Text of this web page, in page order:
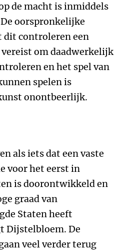
de macht is inmiddels
oorspronkelijke
dit controleren een
om daadwerkelijk
en het spel van
spelen is
onontbeerlijk.
als iets dat een vaste
voor het eerst in
is doorontwikkeld en
graad van
Staten heeft
Dijstelbloem. De
veel verder terug